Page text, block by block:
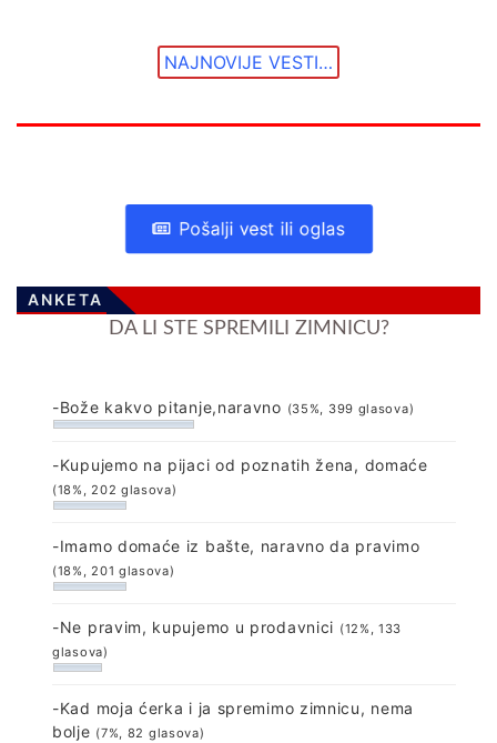
NAJNOVIJE VESTI…
Pošalji vest ili oglas
ANKETA
DA LI STE SPREMILI ZIMNICU?
-Bože kakvo pitanje,naravno (35%, 399 glasova)
-Kupujemo na pijaci od poznatih žena, domaće
(18%, 202 glasova)
-Imamo domaće iz bašte, naravno da pravimo
(18%, 201 glasova)
-Ne pravim, kupujemo u prodavnici (12%, 133
glasova)
-Kad moja ćerka i ja spremimo zimnicu, nema
bolje (7%, 82 glasova)